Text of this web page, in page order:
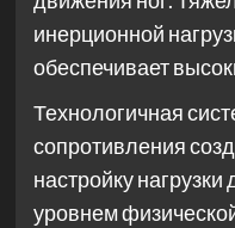
инерционной
обеспечивает
Технологичная
сопротивления
настройку
уровнем